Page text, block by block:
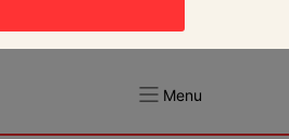
Menu